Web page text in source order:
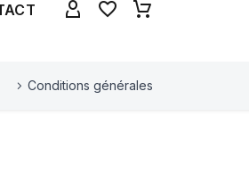
Conditions générales